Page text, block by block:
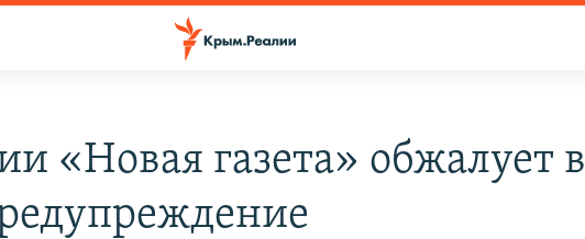
«Новая газета» обжалует в